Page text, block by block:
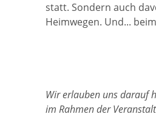
statt. Sondern auch
Heimwegen. Und...
Wir erlauben uns darauf
im Rahmen der